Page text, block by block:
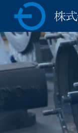
株式会社
ンプの製
レス機械